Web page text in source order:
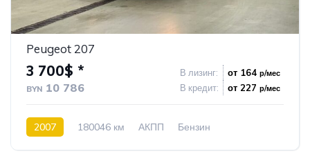
Peugeot 207
3 700$ *
BYN 10 786
В лизинг: от 164 р/мес
В кредит: от 227 р/мес
2007 180046 км АКПП
Бензин